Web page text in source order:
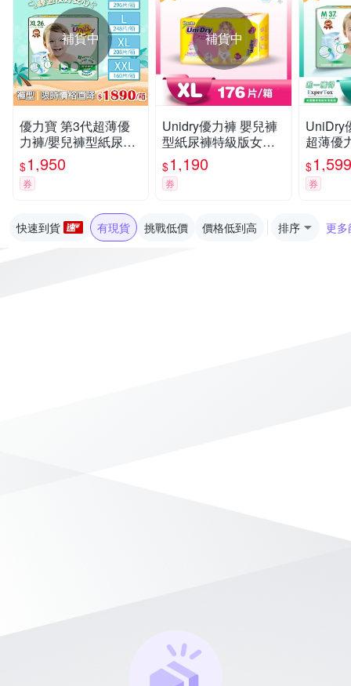
補貨中
優力寶 第3代超薄優
力褲/嬰兒褲型紙尿褲/
箱購( 多尺寸可選)
$1,950
券
補貨中
Unidry優力褲 嬰兒褲
型紙尿褲特級版女生
版XL(22片x8包/箱)(嬰
兒紙尿褲 褲型紙尿褲)
$1,190
券
UniDry
超薄優
褲M37
$1,599
券
快速到貨 有現貨 挑戰低價 價格低到高 排序 更多